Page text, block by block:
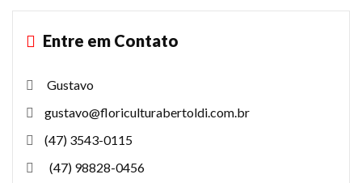
Entre em Contato
Gustavo
gustavo@floriculturabertoldi.com.br
(47) 3543-0115
(47) 98828-0456